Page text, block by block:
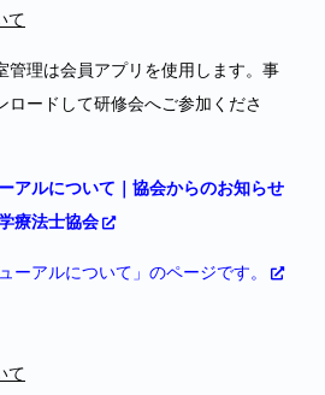
て
管理は会員アプリを使用します。事
ロードして研修会へご参加くださ
アルについて｜協会からのお知らせ
療法士協会
ーアルについて」のページです。
て